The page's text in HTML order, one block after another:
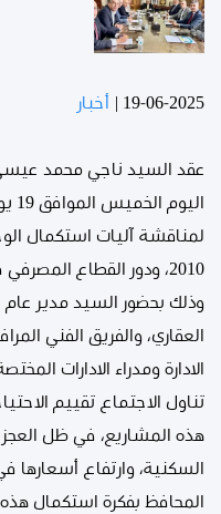
19-06-2025 أخبار
عقد السيد ناجي محمد
لمناقشة آليات استكمال
2010، ودور القطاع
وذلك بحضور السيد مدير عام
العقاري، والفريق الفني
الادارة ومدراء الادارات
تناول الاجتماع تقييم
هذه المشاريع، في ظل
السكنية، وارتفاع
المحافظ بفكرة استكمال